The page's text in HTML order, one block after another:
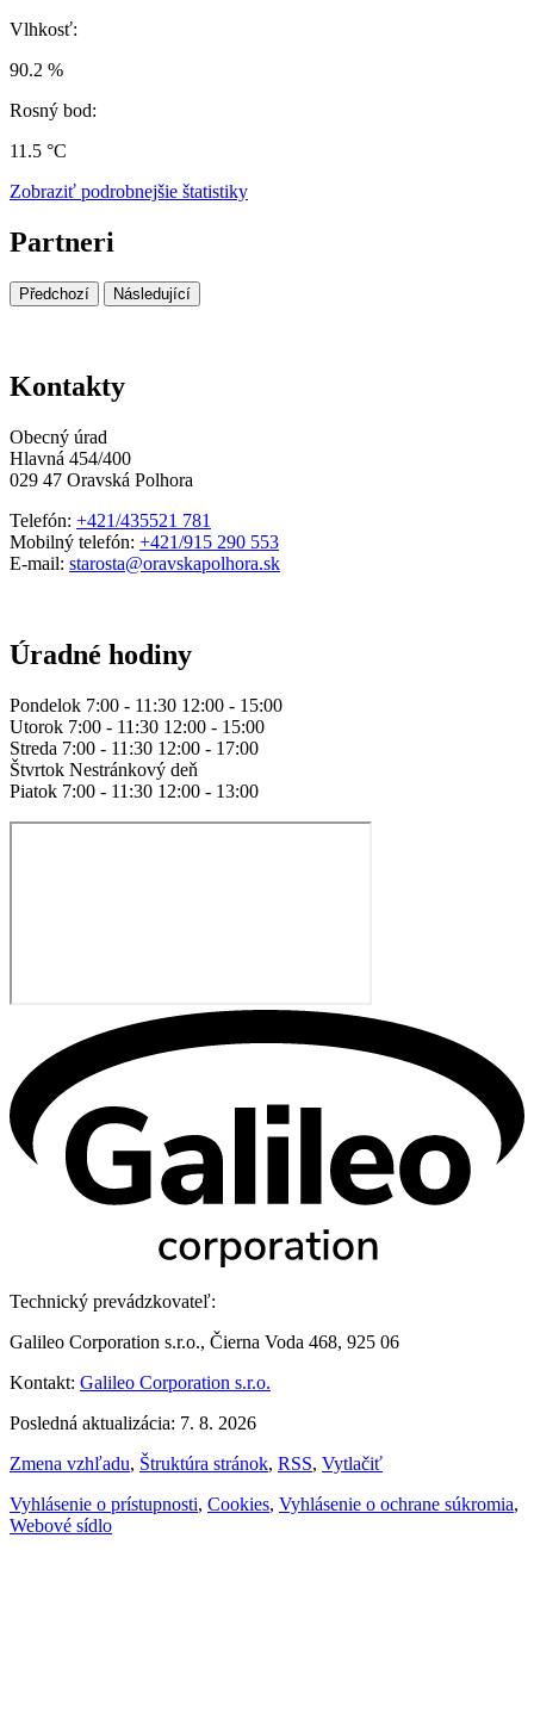
Vlhkosť:
90.2 %
Rosný bod:
11.5 °C
Zobraziť podrobnejšie štatistiky
Partneri
Předchozí Následující
Kontakty
Obecný úrad
Hlavná 454/400
029 47 Oravská Polhora
Telefón: +421/435521 781
Mobilný telefón: +421/915 290 553
E-mail: starosta@oravskapolhora.sk
Úradné hodiny
Pondelok 7:00 - 11:30 12:00 - 15:00
Utorok 7:00 - 11:30 12:00 - 15:00
Streda 7:00 - 11:30 12:00 - 17:00
Štvrtok Nestránkový deň
Piatok 7:00 - 11:30 12:00 - 13:00
Technický prevádzkovateľ:
Galileo Corporation s.r.o., Čierna Voda 468, 925 06
Kontakt: Galileo Corporation s.r.o.
Posledná aktualizácia: 7. 8. 2026
Zmena vzhľadu, Štruktúra stránok, RSS, Vytlačiť
Vyhlásenie o prístupnosti, Cookies, Vyhlásenie o ochrane súkromia,
Webové sídlo